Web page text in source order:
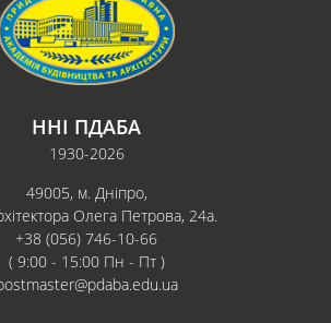
ННІ ПДАБА
1930-2026
49005, м. Дніпро,
Олега Петрова, 24а.
+38 (056) 746-10-66
( 9:00 - 15:00 Пн - Пт )